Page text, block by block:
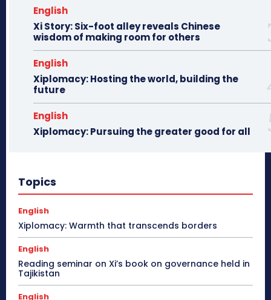
English
Xi Story: Six-foot alley reveals Chinese
wisdom of making room for others
English
Xiplomacy: Hosting the world, building the
future
English
Xiplomacy: Pursuing the greater good for all
Topics
English
Xiplomacy: Warmth that transcends borders
English
Reading seminar on Xi’s book on governance held in
Tajikistan
English